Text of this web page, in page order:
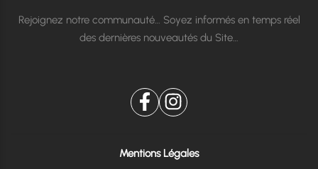
Rejoignez notre communauté… Soyez informés en temps réel
des dernières nouveautés du Site…
Mentions Légales